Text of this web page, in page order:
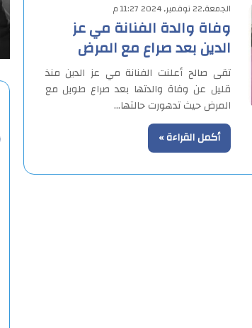
الجمعة,22 نوفمبر, 2024 11:27 م
وفاة والدة الفنانة مي عز
الدين بعد صراع مع المرض
تقى صالح أعلنت الفنانة مي عز الدين منذ
قليل عن وفاة والدتها بعد صراع طويل مع
المرض حيث تدهورت حالتها…
أكمل القراءة »